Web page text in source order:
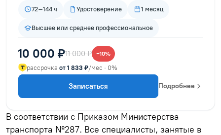
72–144 ч Удостоверение 1 месяц
Высшее или среднее профессиональное
10 000 ₽11 000 ₽ −10%
рассрочка от 1 833 ₽/мес · 0%
Записаться Подробнее
В соответствии с Приказом Министерства
транспорта №287. Все специалисты, занятые в